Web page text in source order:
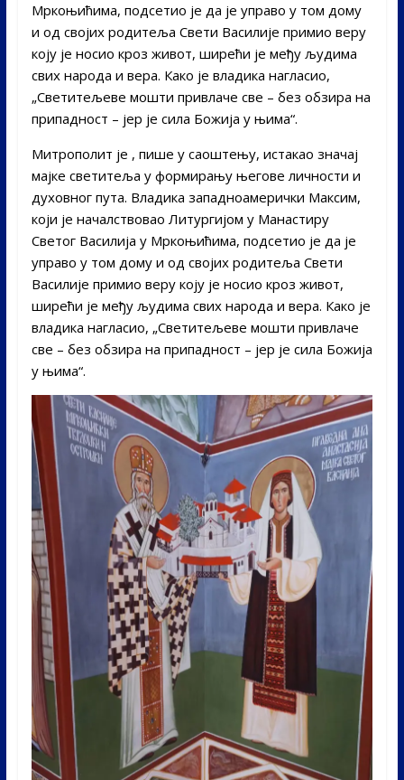
Мркоњићима, подсетио је да је управо у том дому
и од својих родитеља Свети Василије примио веру
коју је носио кроз живот, ширећи је међу људима
свих народа и вера. Како је владика нагласио,
„Светитељеве мошти привлаче све – без обзира на
припадност – јер је сила Божија у њима“.
Митрополит је , пише у саоштењу, истакао значај
мајке светитеља у формирању његове личности и
духовног пута. Владика западноамерички Максим,
који је началствовао Литургијом у Манастиру
Светог Василија у Мркоњићима, подсетио је да је
управо у том дому и од својих родитеља Свети
Василије примио веру коју је носио кроз живот,
ширећи је међу људима свих народа и вера. Како је
владика нагласио, „Светитељеве мошти привлаче
све – без обзира на припадност – јер је сила Божија
у њима“.